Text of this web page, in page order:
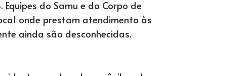
do Samu e do Corpo de
onde prestam atendimento às
ainda são desconhecidas.